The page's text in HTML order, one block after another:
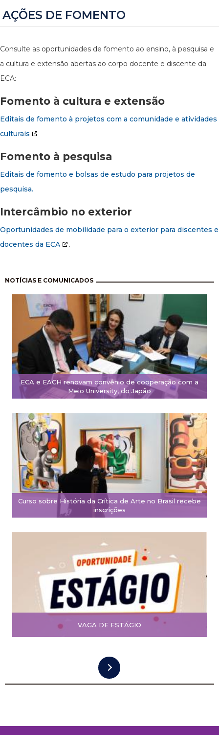
AÇÕES DE FOMENTO
Consulte as oportunidades de fomento ao ensino, à pesquisa e
a cultura e extensão abertas ao corpo docente e discente da
ECA:
Fomento à cultura e extensão
Editais de fomento à projetos com a comunidade e atividades
culturais
Fomento à pesquisa
Editais de fomento e bolsas de estudo para projetos de
pesquisa.
Intercâmbio no exterior
Oportunidades de mobilidade para o exterior para discentes e
docentes da ECA
.
NOTÍCIAS E COMUNICADOS
ECA e EACH renovam convênio de cooperação com a
Meio University, do Japão
Curso sobre História da Crítica de Arte no Brasil recebe
inscrições
VAGA DE ESTÁGIO
Pagination